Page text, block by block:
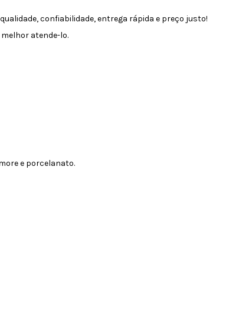
confiabilidade, entrega rápida e preço justo!
atende-lo.
e porcelanato.